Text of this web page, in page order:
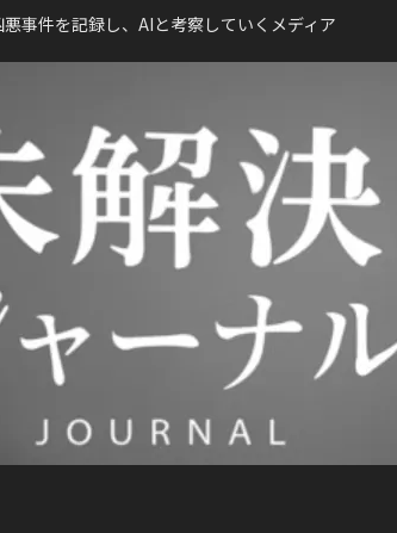
悪事件を記録し、AIと考察していくメディア